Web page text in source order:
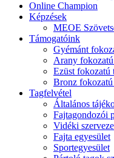
Online Champion
Képzések
MEOE
Támogatóink
Gyémánt
Arany
Ezüst fokozatú
Bronz
Tagfelvétel
Általános
Fajtagondozói
Vidéki
Fajta egyesület
Sportegyesület